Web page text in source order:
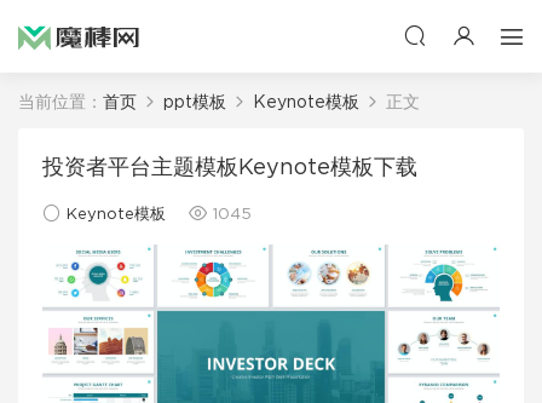
当前位置： 首页 ppt模板 Keynote模板 正文
投资者平台主题模板Keynote模板下载
Keynote模板 1045